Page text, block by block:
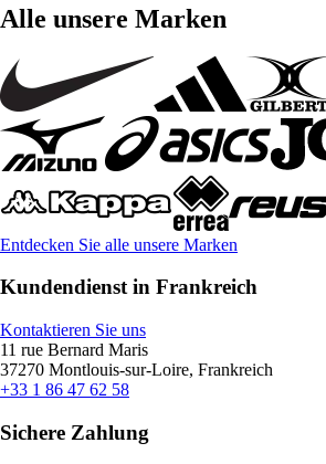
Alle unsere Marken
Entdecken Sie alle unsere Marken
Kundendienst in Frankreich
Kontaktieren Sie uns
11 rue Bernard Maris
37270 Montlouis-sur-Loire, Frankreich
+33 1 86 47 62 58
Sichere Zahlung